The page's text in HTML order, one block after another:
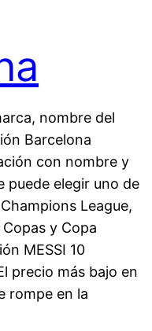
nombre del
Barcelona
con nombre y
puede elegir uno de
League,
y Copa
MESSI 10
precio más bajo en
rompe en la